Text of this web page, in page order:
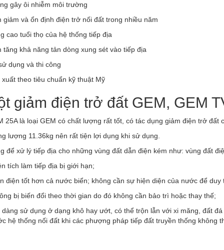
sĩ Nguyễn Xuân Anh, Việt
ở tâm giông châu Á, là một
tâm giông trên thế giới có hoạt
sét mạnh. Số ngày giông
và số giờ giông trung bình là
Trong...
BỊ CHỐNG SÉT: TRÁNH HƯ HẠI
Nhiều gia đình đã lắp đặt thiết
như vậy. Theo ông Phạm
Công ty...
gây ôi nhiễm môi trường
giảm và ổn định điện trở nối đất trong nhiều năm
cao tuổi thọ của hệ thống tiếp địa
tăng khả năng tản dòng xung sét vào tiếp địa
dụng và thi công
xuất theo tiêu chuẩn kỹ thuật Mỹ
giảm điện trở đất GEM, GEM
25A là loại GEM có chất lượng rất tốt, có tác dụng giảm điện trở đất
lượng 11.36kg nên rất tiện lợi dụng khi sử dụng.
để xử lý tiếp địa cho những vùng đất dẫn điện kém như: vùng đất
tích làm tiếp địa bị giới hạn;
điện tốt hơn cả nước biển; không cần sự hiện diện của nước để duy
bị biến đổi theo thời gian do đó không cần bảo trì hoặc thay thế;
dàng sử dụng ở dạng khô hay ướt, có thể trộn lẫn với xi măng, đất
hệ thống nối đất khi các phượng pháp tiếp đất truyền thống không